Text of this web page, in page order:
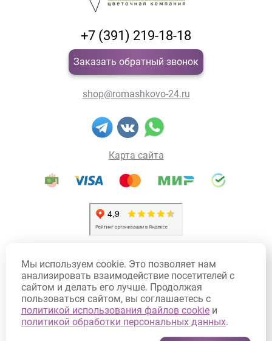
+7 (391) 219-18-18
Заказать обратный звонок
shop@romashkovo-24.ru
Карта сайта
Политика использования Cookie
Договор оферты
Согласие на обработку персональных данных
Согласие на получение рекламных рассылок
Мы используем cookie. Это позволяет нам
анализировать взаимодействие посетителей с
сайтом и делать его лучше. Продолжая
пользоваться сайтом, вы соглашаетесь с
политикой использования файлов cookie и
политикой обработки персональных данных.